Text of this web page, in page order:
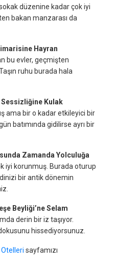
düzenine kadar çok iyi
bakan manzarası da
Hayran
bu evler, geçmişten
ruhu burada hala
Sessizliğine Kulak
ama bir o kadar etkileyici bir
batımında gidilirse ayrı bir
Zamanda Yolculuğa
iyi korunmuş. Burada oturup
bir antik dönemin
Beyliği’ne Selam
derin bir iz taşıyor.
hissediyorsunuz.
sayfamızı